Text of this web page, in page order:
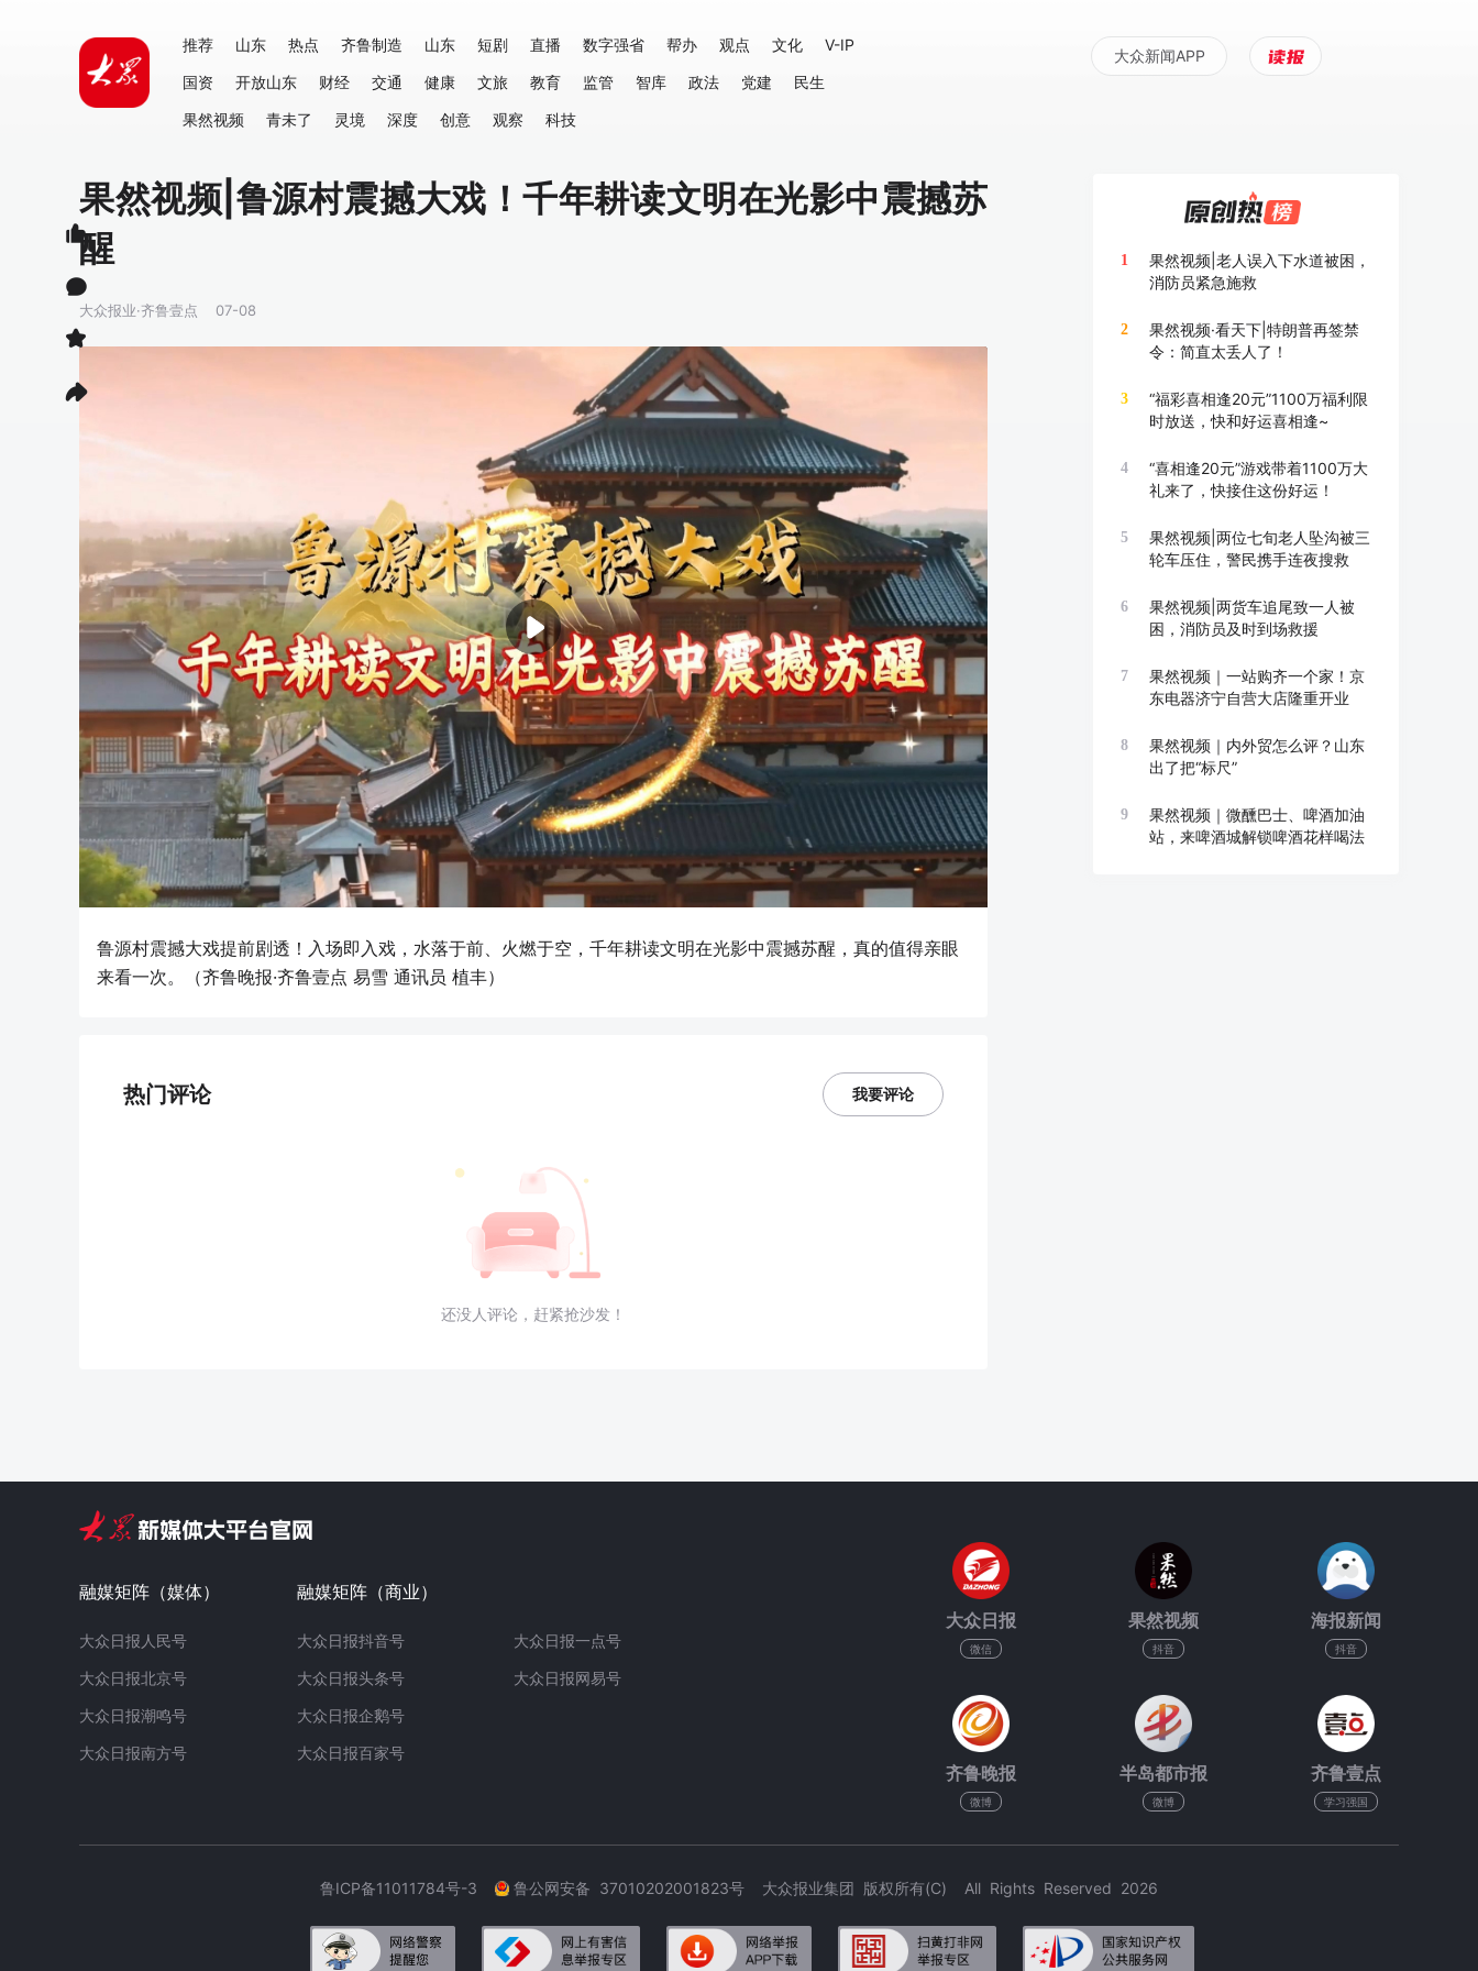
推荐 山东 热点 齐鲁制造 山东 短剧 直播 数字强省 帮办 观点 文化
V-IP
国资
开放山东 财经 交通 健康 文旅 教育 监管 智库 政法 党建
民生
果然视频
青未了 灵境 深度 创意 观察 科技
大众新闻APP
果然视频|鲁源村震撼大戏！千年耕读文明在光影中震撼苏
醒
大众报业·齐鲁壹点 07-08
鲁源村震撼大戏提前剧透！入场即入戏，水落于前、火燃于空，千年耕读文明在光影中震撼苏醒，真的值得亲眼
来看一次。（齐鲁晚报·齐鲁壹点 易雪 通讯员 植丰）
热门评论 我要评论
还没人评论，赶紧抢沙发！
1
果然视频|老人误入下水道被困，
消防员紧急施救
2
果然视频·看天下|特朗普再签禁
令：简直太丢人了！
3
“福彩喜相逢20元”1100万福利限
时放送，快和好运喜相逢~
4
“喜相逢20元”游戏带着1100万大
礼来了，快接住这份好运！
5
果然视频|两位七旬老人坠沟被三
轮车压住，警民携手连夜搜救
6
果然视频|两货车追尾致一人被
困，消防员及时到场救援
7
果然视频｜一站购齐一个家！京
东电器济宁自营大店隆重开业
8
果然视频｜内外贸怎么评？山东
出了把“标尺”
9
果然视频｜微醺巴士、啤酒加油
站，来啤酒城解锁啤酒花样喝法
融媒矩阵（媒体）
大众日报人民号
大众日报北京号
大众日报潮鸣号
大众日报南方号
融媒矩阵（商业）
大众日报抖音号
大众日报头条号
大众日报企鹅号
大众日报百家号
大众日报一点号
大众日报网易号
大众日报
微信
果然视频
抖音
海报新闻
抖音
齐鲁晚报
微博
半岛都市报
微博
齐鲁壹点
学习强国
鲁ICP备11011784号-3 鲁公网安备 37010202001823号 大众报业集团 版权所有(C) All Rights Reserved 2026